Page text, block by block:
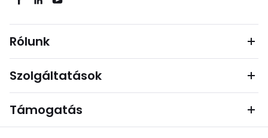
Rólunk
Szolgáltatások
Támogatás